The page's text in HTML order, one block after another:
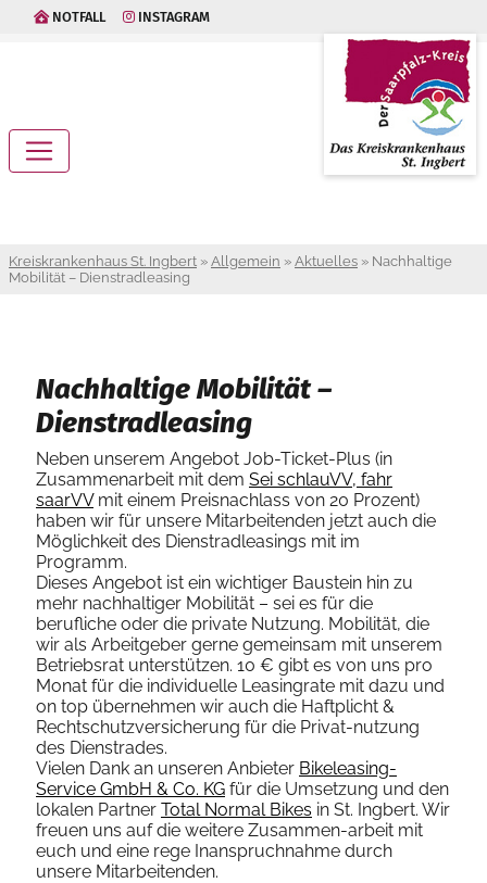
NOTFALL INSTAGRAM
Kreiskrankenhaus St. Ingbert » Allgemein » Aktuelles » Nachhaltige
Mobilität – Dienstradleasing
Nachhaltige Mobilität –
Dienstradleasing
Neben unserem Angebot Job-Ticket-Plus (in
Zusammenarbeit mit dem Sei schlauVV, fahr
saarVVmit einem Preisnachlass von 20 Prozent)
haben wir für unsere Mitarbeitenden jetzt auch die
Möglichkeit des Dienstradleasings mit im
Programm.
Dieses Angebot ist ein wichtiger Baustein hin zu
mehr nachhaltiger Mobilität – sei es für die
berufliche oder die private Nutzung. Mobilität, die
wir als Arbeitgeber gerne gemeinsam mit unserem
Betriebsrat unterstützen. 10 € gibt es von uns pro
Monat für die individuelle Leasingrate mit dazu und
on top übernehmen wir auch die Haftplicht &
Rechtschutzversicherung für die Privat-nutzung
des Dienstrades.
Vielen Dank an unseren Anbieter Bikeleasing-
Service GmbH & Co. KG für die Umsetzung und den
lokalen Partner Total Normal Bikes in St. Ingbert. Wir
freuen uns auf die weitere Zusammen-arbeit mit
euch und eine rege Inanspruchnahme durch
unsere Mitarbeitenden.